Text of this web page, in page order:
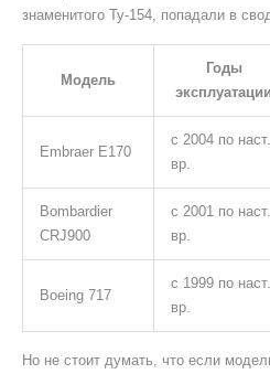
знаменитого Ту-154, попадали в
Модель
Годы
эксплуатации
Embraer E170
с 2004 по наст.
вр.
Bombardier
CRJ900
с 2001 по наст.
вр.
Boeing 717
с 1999 по наст.
вр.
Но не стоит думать, что если